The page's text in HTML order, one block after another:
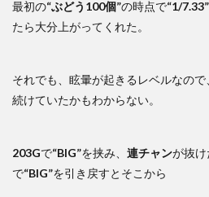
最初の“ぶどう100個”の時点で“1/7.33”
たら大分上がってくれた。
それでも、眩暈が起きるレベルなので
続けていたかもわからない。
203Gで“BIG”を挟み、 連チャンが抜
で“BIG”を引き戻すとそこから